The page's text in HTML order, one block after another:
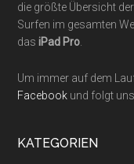
die größte Übersicht
Surfen im gesamten
dasiPad Pro
Um immer auf dem
Facebook und folgt
KATEGORIEN